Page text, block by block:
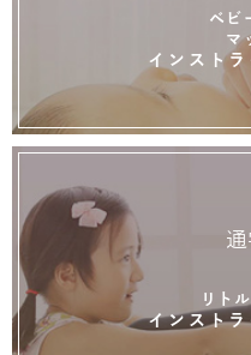
ベビ
マ
インスト
リト
インスト